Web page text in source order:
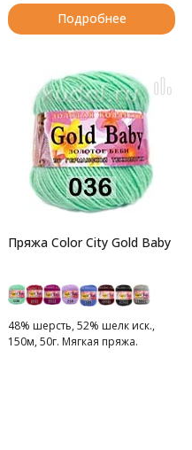
Подробнее
Пряжа Color City Gold Baby
48% шерсть, 52% шелк иск.,
150м, 50г. Мягкая пряжа.